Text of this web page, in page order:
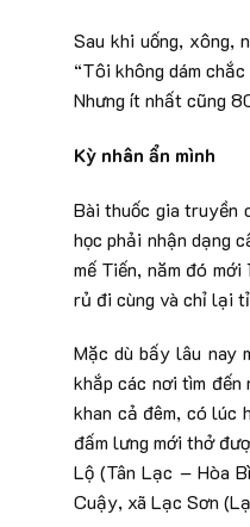
Sau khi uống, xông,
“Tôi không dám
Nhưng ít nhất cũng
Kỳ nhân ẩn mình
Bài thuốc gia truyền
học phải nhận dạng
mế Tiến, năm đó
rủ đi cùng và chỉ lại
Mặc dù bấy lâu nay
khắp các nơi tìm đến
khan cả đêm, có lúc
đấm lưng mới thở
Lộ (Tân Lạc – Hòa
Cuậy, xã Lạc Sơn